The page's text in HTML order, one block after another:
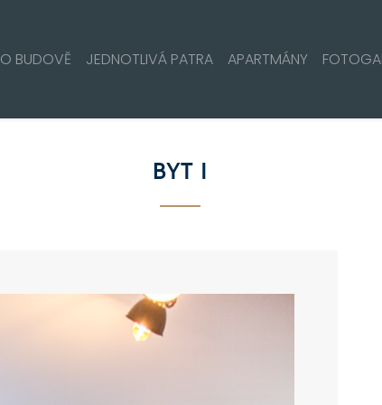
O BUDOVĚ JEDNOTLIVÁ PATRA APARTMÁNY
BYT I